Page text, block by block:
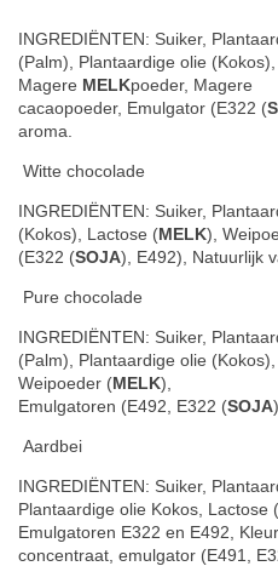
INGREDIËNTEN: Suiker,
(Palm), Plantaardige olie
Magere MELKpoeder, Magere
cacaopoeder, Emulgator (E322 (
aroma.
Witte chocolade
INGREDIËNTEN: Suiker,
(Kokos), Lactose (MELK),
(E322 (SOJA), E492), Natuurlijk
Pure chocolade
INGREDIËNTEN: Suiker,
(Palm), Plantaardige olie
Weipoeder (MELK),
Emulgatoren (E492, E322 (SOJA
Aardbei
INGREDIËNTEN: Suiker,
Plantaardige olie Kokos, Lactose (
Emulgatoren E322 en E492,
concentraat, emulgator (E491,